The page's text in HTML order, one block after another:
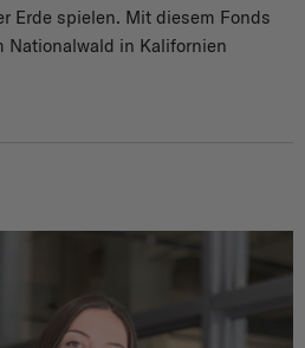
Erde spielen. Mit diesem Fonds
Nationalwald in Kalifornien